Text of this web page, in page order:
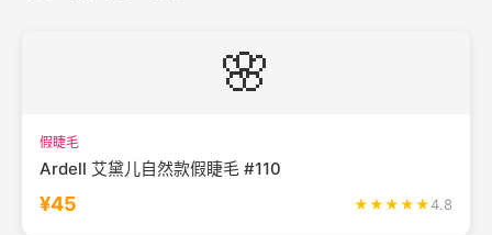
🌸
假睫毛
Ardell 艾黛儿自然款假睫毛 #110
¥45 ★★★★★4.8